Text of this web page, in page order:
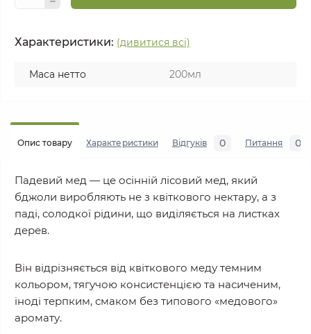
Характеристики: (дивитися всі)
Маса нетто 200мл
Опис товару Характеристики Відгуків 0 Питання 0
Падевий мед — це осінній лісовий мед, який
бджоли виробляють не з квіткового нектару, а з
паді, солодкої рідини, що виділяється на листках
дерев.
Він відрізняється від квіткового меду темним
кольором, тягучою консистенцією та насиченим,
іноді терпким, смаком без типового «медового»
аромату.